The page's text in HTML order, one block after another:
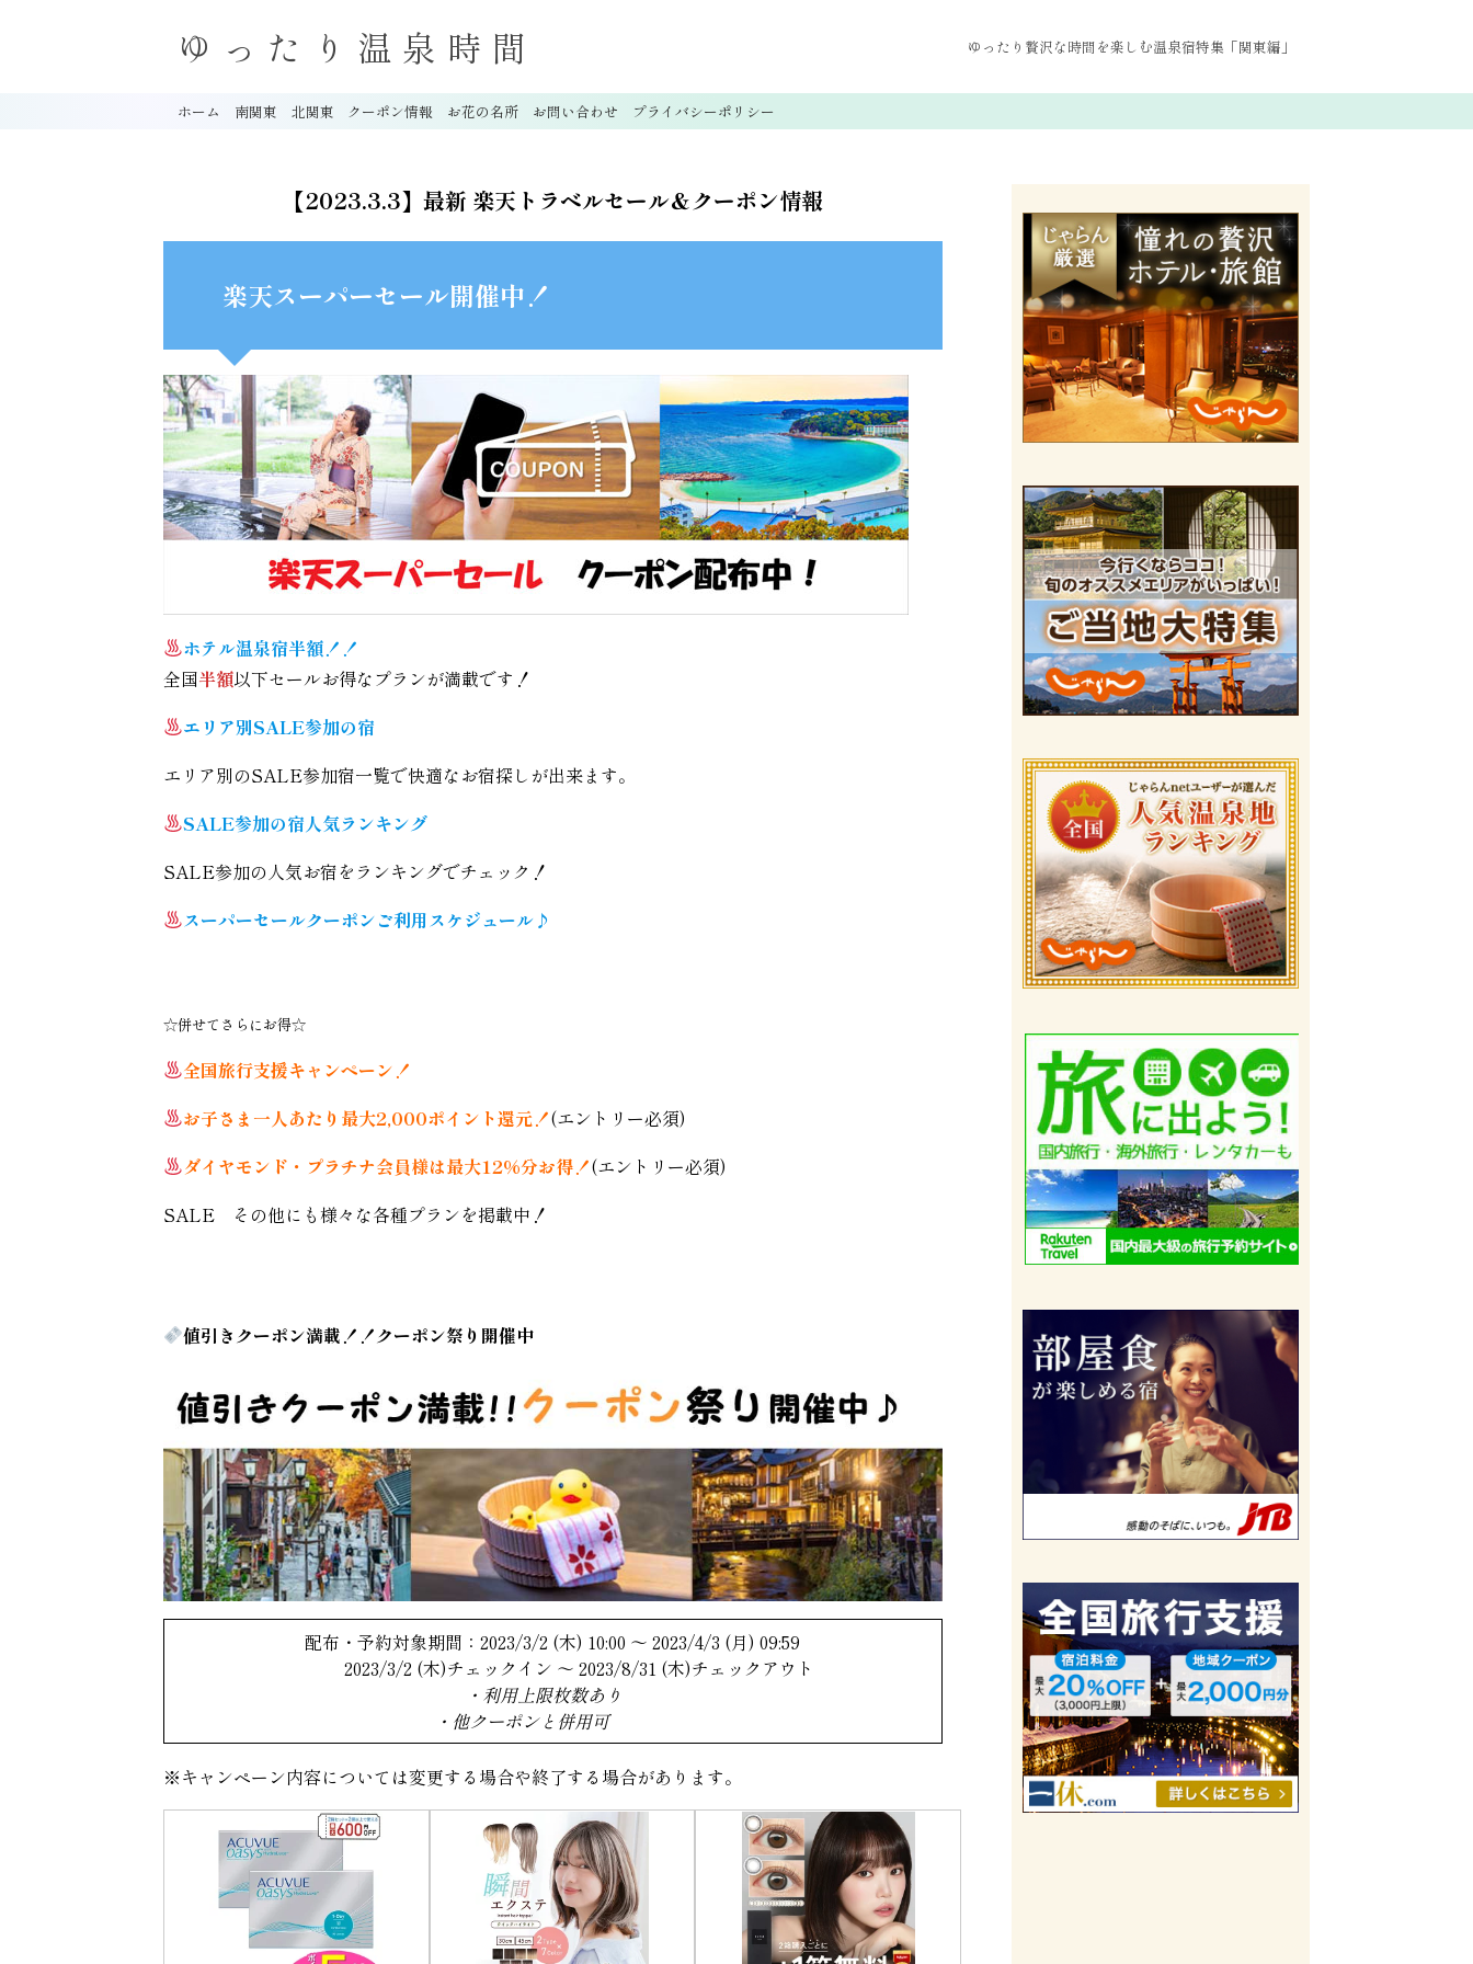
ゆったり温泉時間 ゆったり贅沢な時間を楽しむ温泉宿特集「関東編」
ホーム 南関東 北関東 クーポン情報 お花の名所 お問い合わせ プライバシーポリシー
【2023.3.3】最新 楽天トラベルセール＆クーポン情報
楽天スーパーセール開催中！
ホテル温泉宿半額！！
全国半額以下セールお得なプランが満載です！
エリア別SALE参加の宿
エリア別のSALE参加宿一覧で快適なお宿探しが出来ます。
SALE参加の宿人気ランキング
SALE参加の人気お宿をランキングでチェック！
スーパーセールクーポンご利用スケジュール♪
☆併せてさらにお得☆
全国旅行支援キャンペーン！
お子さま一人あたり最大2,000ポイント還元！(エントリー必須)
ダイヤモンド・プラチナ会員様は最大12%分お得！(エントリー必須)
SALE その他にも様々な各種プランを掲載中！
値引きクーポン満載！！クーポン祭り開催中
配布・予約対象期間：2023/3/2 (木) 10:00 ～ 2023/4/3 (月) 09:59
2023/3/2 (木)チェックイン ～ 2023/8/31 (木)チェックアウト
・利用上限枚数あり
・他クーポンと併用可
※キャンペーン内容については変更する場合や終了する場合があります。